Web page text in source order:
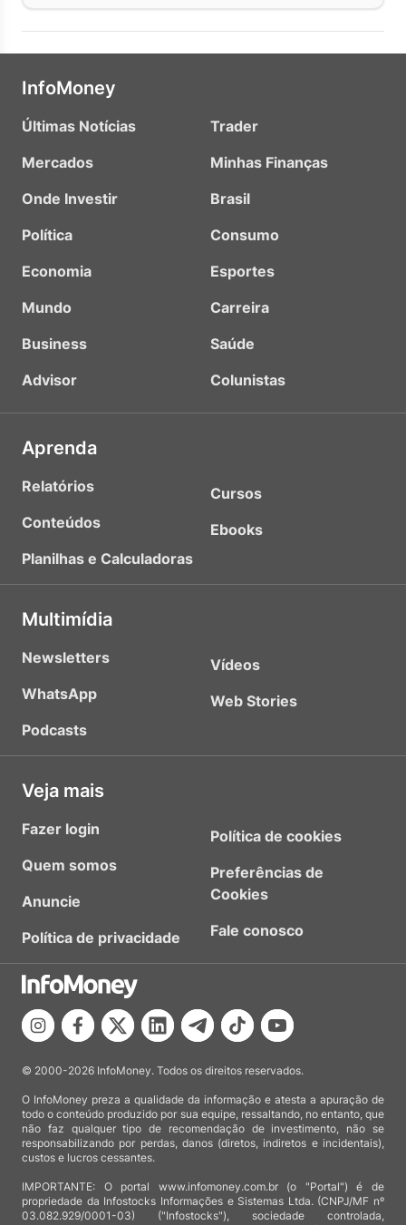
InfoMoney
Últimas Notícias
Mercados
Onde Investir
Política
Economia
Mundo
Business
Advisor
Trader
Minhas Finanças
Brasil
Consumo
Esportes
Carreira
Saúde
Colunistas
Aprenda
Relatórios
Conteúdos
Planilhas e Calculadoras
Cursos
Ebooks
Multimídia
Newsletters
WhatsApp
Podcasts
Vídeos
Web Stories
Veja mais
Fazer login
Quem somos
Anuncie
Política de privacidade
Política de cookies
Preferências de
Cookies
Fale conosco
© 2000-2026 InfoMoney. Todos os direitos reservados.
O InfoMoney preza a qualidade da informação e atesta a apuração de
todo o conteúdo produzido por sua equipe, ressaltando, no entanto, que
não faz qualquer tipo de recomendação de investimento, não se
responsabilizando por perdas, danos (diretos, indiretos e incidentais),
custos e lucros cessantes.
IMPORTANTE: O portal www.infomoney.com.br (o "Portal") é de
propriedade da Infostocks Informações e Sistemas Ltda. (CNPJ/MF nº
03.082.929/0001-03) ("Infostocks"), sociedade controlada,